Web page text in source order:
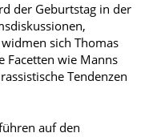
der Geburtstag in der
sich Thomas
Facetten wie Manns
Tendenzen
auf den